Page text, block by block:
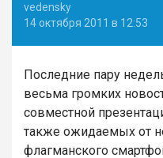
vedensky
14 октября 2011 в 12:53
Последние пару
весьма громких
совместной
также ожидаемых от
флагманского